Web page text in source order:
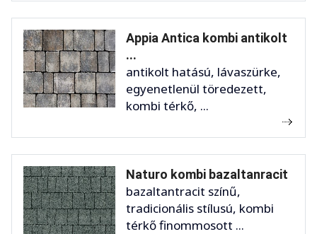
Appia Antica kombi antikolt
...
antikolt hatású, lávaszürke,
egyenetlenül töredezett,
kombi térkő, ...
Naturo kombi bazaltanracit
bazaltantracit színű,
tradicionális stílusú, kombi
térkő finommosott ...